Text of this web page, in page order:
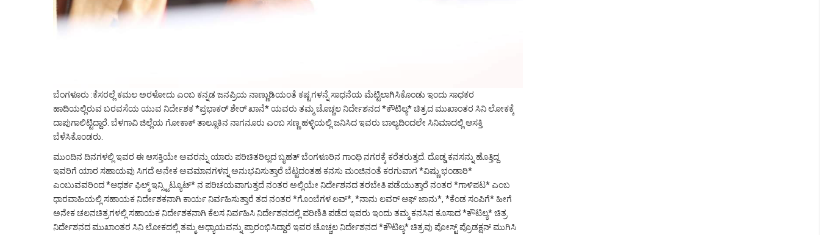
ಬೆಂಗಳೂರು :ಕೆಸರಲ್ಲೆ ಕಮಲ ಅರಳೋದು ಎಂಬ ಕನ್ನಡ ಜನಪ್ರಿಯ ನಾಣ್ಣುಡಿಯಂತೆ ಕಷ್ಟಗಳನ್ನೆ ಸಾಧನೆಯ ಮೆಟ್ಟಿಲಾಗಿಸಿಕೊಂಡು ಇಂದು ಸಾಧಕರ
ಹಾದಿಯಲ್ಲಿರುವ ಬರವಸೆಯ ಯುವ ನಿರ್ದೇಶಕ *ಪ್ರಭಾಕರ್ ಶೇರ್ ಖಾನೆ* ಯವರು ತಮ್ಮ ಚೊಚ್ಚಲ ನಿರ್ದೇಶನದ *ಕೌಟಿಲ್ಯ* ಚಿತ್ರದ ಮುಖಾಂತರ ಸಿನಿ ಲೋಕಕ್ಕೆ
ದಾಪುಗಾಲಿಟ್ಟಿದ್ದಾರೆ. ಬೆಳಗಾವಿ ಜಿಲ್ಲೆಯ ಗೋಕಾಕ್ ತಾಲ್ಲೂಕಿನ ನಾಗನೂರು ಎಂಬ ಸಣ್ಣ ಹಳ್ಳಿಯಲ್ಲಿ ಜನಿಸಿದ ಇವರು ಬಾಲ್ಯದಿಂದಲೇ ಸಿನಿಮಾದಲ್ಲಿ ಆಸಕ್ತಿ
ಬೆಳೆಸಿಕೊಂಡರು.
ಮುಂದಿನ ದಿನಗಳಲ್ಲಿ ಇವರ ಈ ಆಸಕ್ತಿಯೇ ಅವರನ್ನು ಯಾರು ಪರಿಚಿತರಿಲ್ಲದ ಬೃಹತ್ ಬೆಂಗಳೂರಿನ ಗಾಂಧಿ ನಗರಕ್ಕೆ ಕರೆತರುತ್ತದೆ. ದೊಡ್ಡ ಕನಸನ್ನು ಹೊತ್ತಿದ್ದ
ಇವರಿಗೆ ಯಾರ ಸಹಾಯವು ಸಿಗದೆ ಅನೇಕ ಅವಮಾನಗಳನ್ನ ಅನುಭವಿಸುತ್ತಾರೆ ಬೆಟ್ಟದಂತಹ ಕನಸು ಮಂಜಿನಂತೆ ಕರಗುವಾಗ *ವಿಷ್ಣು ಭಂಡಾರಿ*
ಎಂಬುವವರಿಂದ *ಆಧರ್ಶ ಫಿಲ್ಮ್ ಇನ್ಸ್ಟಿಟ್ಯೂಟ್* ನ ಪರಿಚಯವಾಗುತ್ತದೆ ನಂತರ ಅಲ್ಲಿಯೇ ನಿರ್ದೇಶನದ ತರಬೇತಿ ಪಡೆಯುತ್ತಾರೆ ನಂತರ *ಗಾಳಿಪಟ* ಎಂಬ
ಧಾರವಾಹಿಯಲ್ಲಿ ಸಹಾಯಕ ನಿರ್ದೇಶಕನಾಗಿ ಕಾರ್ಯ ನಿರ್ವಹಿಸುತ್ತಾರೆ ತದ ನಂತರ *ಗೊಂಬೆಗಳ ಲವ್*, *ನಾನು ಲವರ್ ಆಫ್ ಜಾನು*, *ಕೆಂಡ ಸಂಪಿಗೆ* ಹೀಗೆ
ಅನೇಕ ಚಲನಚಿತ್ರಗಳಲ್ಲಿ ಸಹಾಯಕ ನಿರ್ದೇಶಕನಾಗಿ ಕೆಲಸ ನಿರ್ವಹಿಸಿ ನಿರ್ದೇಶನದಲ್ಲಿ ಪರಿಣಿತಿ ಪಡೆದ ಇವರು ಇಂದು ತಮ್ಮ ಕನಸಿನ ಕೂಸಾದ *ಕೌಟಿಲ್ಯ* ಚಿತ್ರ
ನಿರ್ದೇಶನದ ಮುಖಾಂತರ ಸಿನಿ ಲೋಕದಲ್ಲಿ ತಮ್ಮ ಅಧ್ಯಾಯವನ್ನು ಪ್ರಾರಂಭಿಸಿದ್ದಾರೆ ಇವರ ಚೊಚ್ಚಲ ನಿರ್ದೇಶನದ *ಕೌಟಿಲ್ಯ* ಚಿತ್ರವು ಪೋಸ್ಟ್ ಪ್ರೊಡಕ್ಷನ್ ಮುಗಿಸಿ